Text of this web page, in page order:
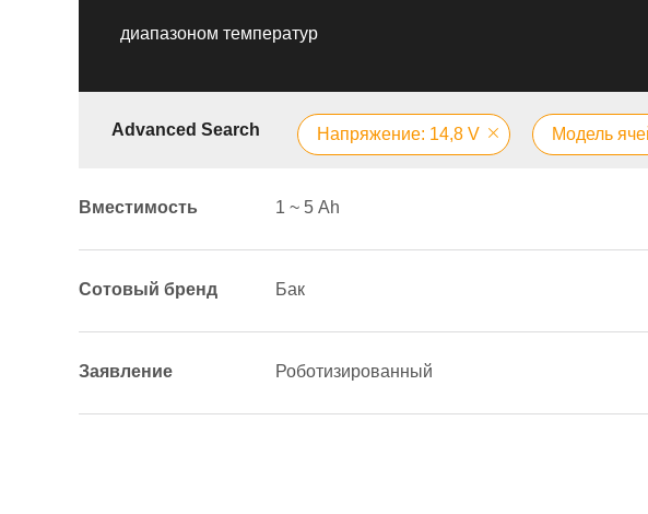
диапазоном температур
Advanced Search Напряжение: 14,8 V Модель
Вместимость 1 ~ 5 Аh
Сотовый бренд Бак
Заявление Роботизированный